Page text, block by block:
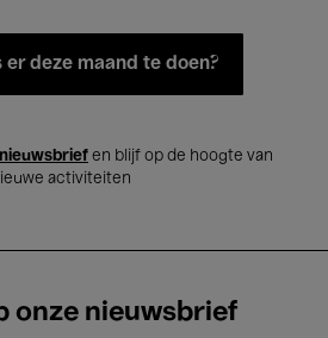
er deze maand te doen?
en blijf op de hoogte van
activiteiten
onze nieuwsbrief